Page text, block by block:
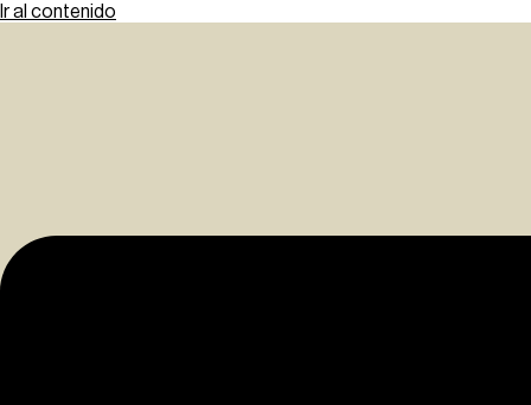
Ir al contenido